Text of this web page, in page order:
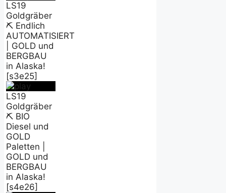
LS19
Goldgräber
⛏️ Endlich
AUTOMATISIERT
| GOLD und
BERGBAU
in Alaska!
[s3e25]
LS19
Goldgräber
⛏️ BIO
Diesel und
GOLD
Paletten |
GOLD und
BERGBAU
in Alaska!
[s4e26]